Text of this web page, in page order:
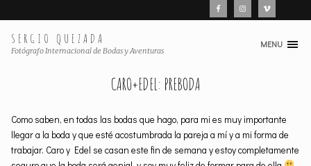
SERGIO QUEZADA
Fotógrafo Internacional de Bodas y Aventuras
Skip
MENU
CARO+EDEL: PREBODA
Como saben, en todas las bodas que hago, para mi es muy importante
llegar a la boda y que esté acostumbrada la pareja a mí y a mi forma de
trabajar. Caro y Edel se casan este fin de semana y estoy completamente